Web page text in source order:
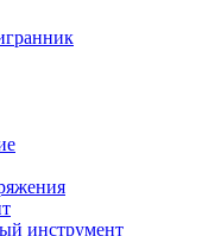
инструмент